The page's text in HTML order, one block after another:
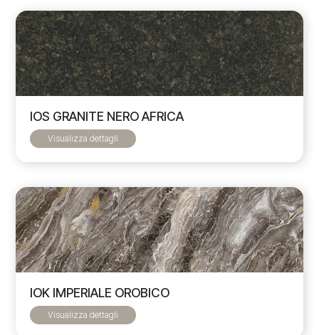
IOS GRANITE NERO AFRICA
Visualizza dettagli
IOK IMPERIALE OROBICO
Visualizza dettagli